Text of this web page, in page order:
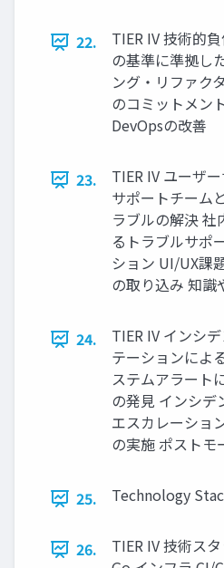
22.
TIER IV 技術的
の基準に準拠し
ング・リファク
のコミットメン
DevOpsの改善
23.
TIER IV ユーザ
サポートチーム
ラブルの解決 社
るトラブルサポ
ション UI/UX課
の取り込み 知識
24.
TIER IV インシ
テーションによ
ステムアラート
の発見 インシデ
エスカレーショ
の実施 ポストモ
25. Technology
26.
TIER IV 技術ス